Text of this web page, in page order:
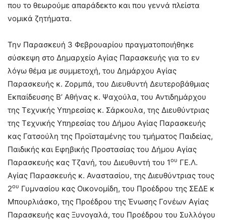
που το θεωρούμε απαράδεκτο και που γεννά πλείστα
νομικά ζητήματα.
Την Παρασκευή 3 Φεβρουαρίου πραγματοποιήθηκε
σύσκεψη στο Δημαρχείο Αγίας Παρασκευής για το εν
λόγω θέμα με συμμετοχή, του Δημάρχου Αγίας
Παρασκευής κ. Ζορμπά, του Διευθυντή Δευτεροβάθμιας
Εκπαίδευσης Β’ Αθήνας κ. Ψαχούλα, του Αντιδημάρχου
της Τεχνικής Υπηρεσίας κ. Σάρκουλα, της Διευθύντριας
της Τεχνικής Υπηρεσίας του Δήμου Αγίας Παρασκευής
κας Γατσούλη της Προϊσταμένης του τμήματος Παιδείας,
Παιδικής και Εφηβικής Προστασίας του Δήμου Αγίας
Παρασκευής κας Τζανή, του Διευθυντή του 1ου ΓΕ.Λ.
Αγίας Παρασκευής κ. Αναστασίου, της Διευθύντριας τους
2ου Γυμνασίου κας Οικονομίδη, του Προέδρου της ΣΕΔΕ κ
Μπουρλιάσκο, της Προέδρου της Ένωσης Γονέων Αγίας
Παρασκευής κας Ξυνογαλά, του Προέδρου του Συλλόγου